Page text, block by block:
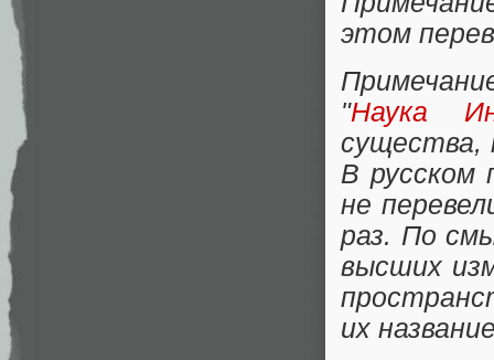
этом
"Наука
существа,
В русском
не
раз. По
высших
их